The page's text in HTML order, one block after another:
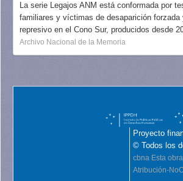
La serie Legajos ANM está conformada por
familiares y víctimas de desaparición forzada
represivo en el Cono Sur, producidos desde
Archivo Nacional de la Memoria
Proyecto
© Todos los
cbna Esta
Atribución-